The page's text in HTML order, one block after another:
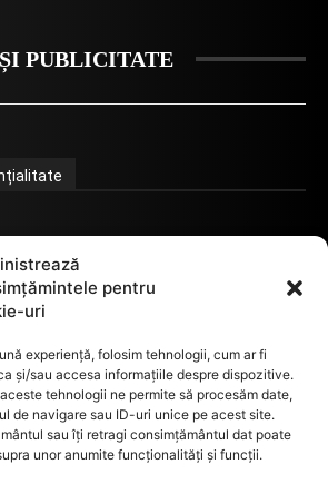
pentru
uri
experiență, folosim tehnologii, cum ar fi
și/sau accesa informațiile despre dispozitive.
tehnologii ne permite să procesăm date,
de navigare sau ID-uri unice pe acest site.
sau îți retragi consimțământul dat poate
unor anumite funcționalități și funcții.
PUBLICITATE